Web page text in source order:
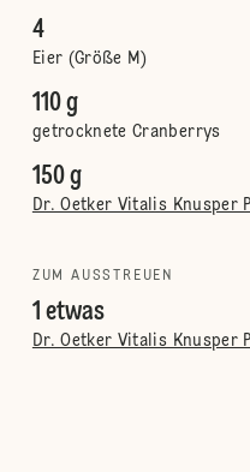
4
Eier (Größe M)
110 g
getrocknete Cranberrys
150 g
Dr. Oetker Vitalis Knusper
ZUM AUSSTREUEN
1 etwas
Dr. Oetker Vitalis Knusper